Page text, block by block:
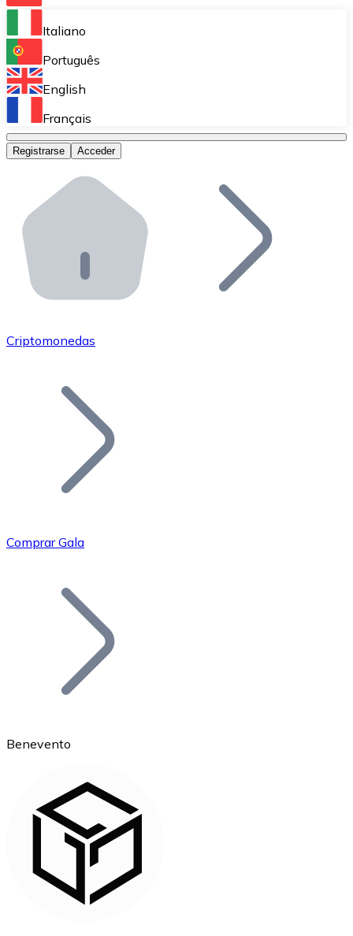
Bitnovo Ramp
Integra nuestra solución en tu plataforma.
Bitnovo Giftcards
Bitnovo OTC
Bitnovo ATM
Integra un ATM Bitnovo en tu negocio y permite que
Bitnovo API
Integra nuestra API en tu ecosistema.
Únete a nuestra red de distribuidores.
Añade tu proyecto a nuestro ecosistema.
Bitcoin
Ethereum
Italiano
Português
English
Français
Registrarse Acceder
Criptomonedas
Comprar Gala
Benevento